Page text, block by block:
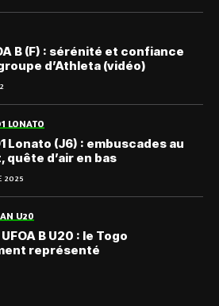
B (F) : sérénité et confiance
d’Athleta (vidéo)
LONATO
Lonato (J6) : embuscades au
quête d’air en bas
2025
U20
B U20 : le Togo
représenté